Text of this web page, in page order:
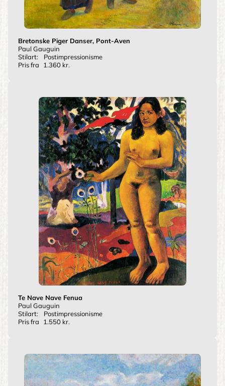
Bretonske Piger Danser, Pont-Aven
Paul Gauguin
Stilart:
Postimpressionisme
Pris fra
1.360 kr.
Te Nave Nave Fenua
Paul Gauguin
Stilart:
Postimpressionisme
Pris fra
1.550 kr.